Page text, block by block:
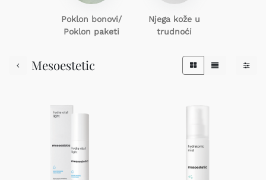
Poklon bonovi/
Poklon paketi
Njega kože u
trudnoći
Mesoestetic